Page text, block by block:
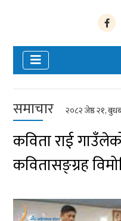
समाचार २०८२ जेष्ठ २१,
कविता राई
कवितासङ्ग्रह